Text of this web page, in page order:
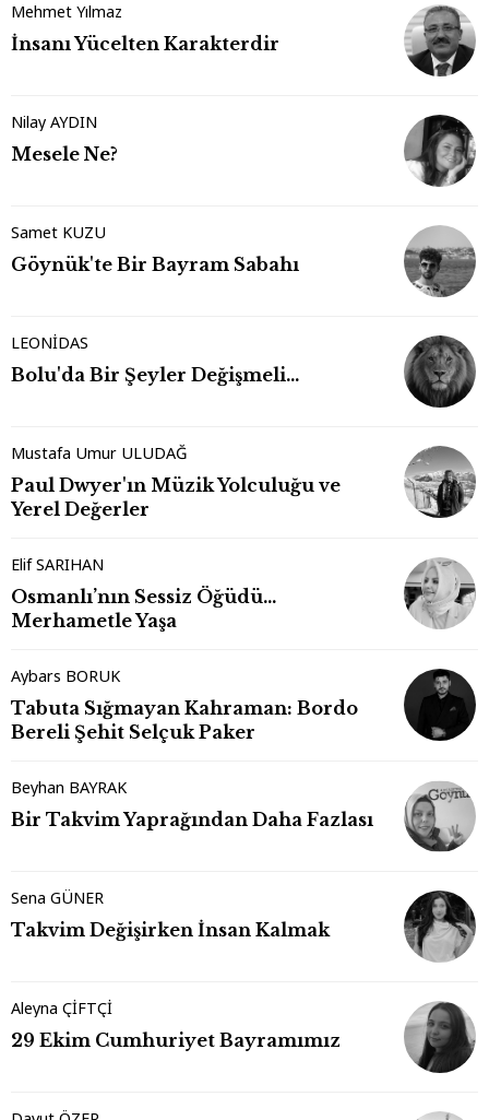
Mehmet Yılmaz
İnsanı Yücelten Karakterdir
Nilay AYDIN
Mesele Ne?
Samet KUZU
Göynük'te Bir Bayram Sabahı
LEONİDAS
Bolu'da Bir Şeyler Değişmeli…
Mustafa Umur ULUDAĞ
Paul Dwyer'ın Müzik Yolculuğu ve
Yerel Değerler
Elif SARIHAN
Osmanlı’nın Sessiz Öğüdü…
Merhametle Yaşa
Aybars BORUK
Tabuta Sığmayan Kahraman: Bordo
Bereli Şehit Selçuk Paker
Beyhan BAYRAK
Bir Takvim Yaprağından Daha Fazlası
Sena GÜNER
Takvim Değişirken İnsan Kalmak
Aleyna ÇİFTÇİ
29 Ekim Cumhuriyet Bayramımız